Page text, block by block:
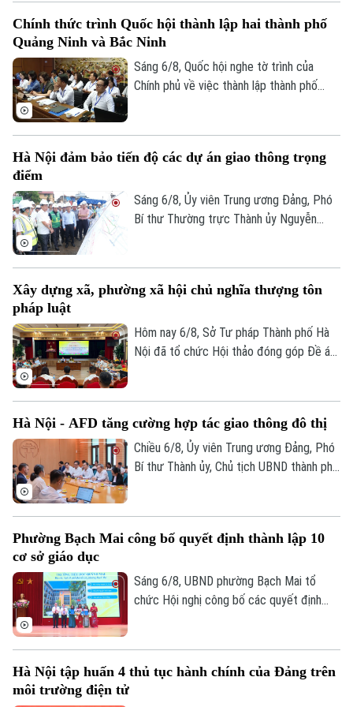
Thời sự
Hà Nội
Chính trị
Xã hội
An ninh trật tự
Công nghệ
Hà Nội
Nhịp sống Hà Nội
Người Hà Nội
Khoảnh khắc Hà Nội
Ẩm thực
Thế giới
Tin tức
Quân sự
Hồ sơ
Người Việt 4 phương
Kinh tế
Tin tức
Cafe sáng
Tài chính Ngân hàng
Doanh nghiệp
Nhà đất
Tin tức
Căn hộ
Đất đai
Kinh nghiệm
Tàu và Xe
Ô tô
Tàu
Xe máy
Thị trường
Giáo dục
Tin tức
Tuyển sinh
Hướng nghiệp
Văn hóa
Tin tức
Di tích
Sức khỏe
Y tế
Dinh dưỡng
Tư vấn sức khỏe
Bóng đá
Quần vợt
Giải trí
Tin tức
Sao
Điện ảnh
Thời trang
Âm nhạc
Đã phát sóng
hướng cắt giảm thủ tục hành chính,
chuyển mạnh từ tiền kiểm sang hậu kiểm
và đẩy mạnh chuyển đổi số.
Chính thức trình Quốc hội thành lập hai thành phố
Quảng Ninh và Bắc Ninh
Sáng 6/8, Quốc hội nghe tờ trình của
Chính phủ về việc thành lập thành phố
Hà Nội đảm bảo tiến độ các dự án giao thông trọng
điểm
Sáng 6/8, Ủy viên Trung ương Đảng, Phó
Bí thư Thường trực Thành ủy Nguyễn
địa một số hạng mục quan trọng.
Xây dựng xã, phường xã hội chủ nghĩa thượng tôn
pháp luật
Hôm nay 6/8, Sở Tư pháp Thành phố Hà
Nội đã tổ chức Hội thảo đóng góp Đề án
Hà Nội - AFD tăng cường hợp tác giao thông đô thị
Chiều 6/8, Ủy viên Trung ương Đảng, Phó
Bí thư Thành ủy, Chủ tịch UBND thành phố
đang triển khai và định hướng mở rộng
Phường Bạch Mai công bố quyết định thành lập 10
cơ sở giáo dục
Sáng 6/8, UBND phường Bạch Mai tổ
chức Hội nghị công bố các quyết định
sở công lập trên địa bàn.
Hà Nội tập huấn 4 thủ tục hành chính của Đảng trên
môi trường điện tử